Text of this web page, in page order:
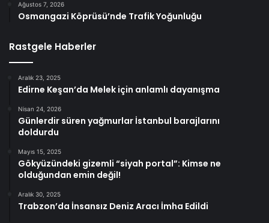
Ağustos 7, 2026
Osmangazi Köprüsü’nde Trafik Yoğunluğu
Rastgele Haberler
Aralık 23, 2025
Edirne Keşan’da Melek için anlamlı dayanışma
Nisan 24, 2026
Günlerdir süren yağmurlar İstanbul barajlarını
doldurdu
Mayıs 15, 2025
Gökyüzündeki gizemli “siyah portal”: Kimse ne
olduğundan emin değil!
Aralık 30, 2025
Trabzon’da İnsansız Deniz Aracı İmha Edildi